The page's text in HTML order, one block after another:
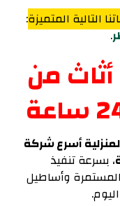
التالية المتميزة:
.
من
أسرع شركة
، بسرعة تنفيذ
وأساطيل